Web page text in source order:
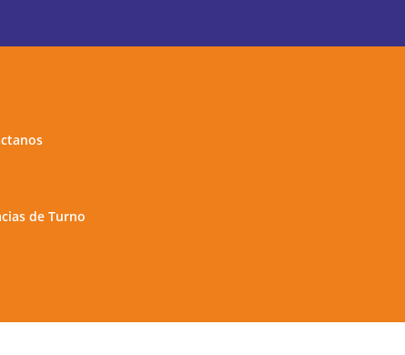
de Turno